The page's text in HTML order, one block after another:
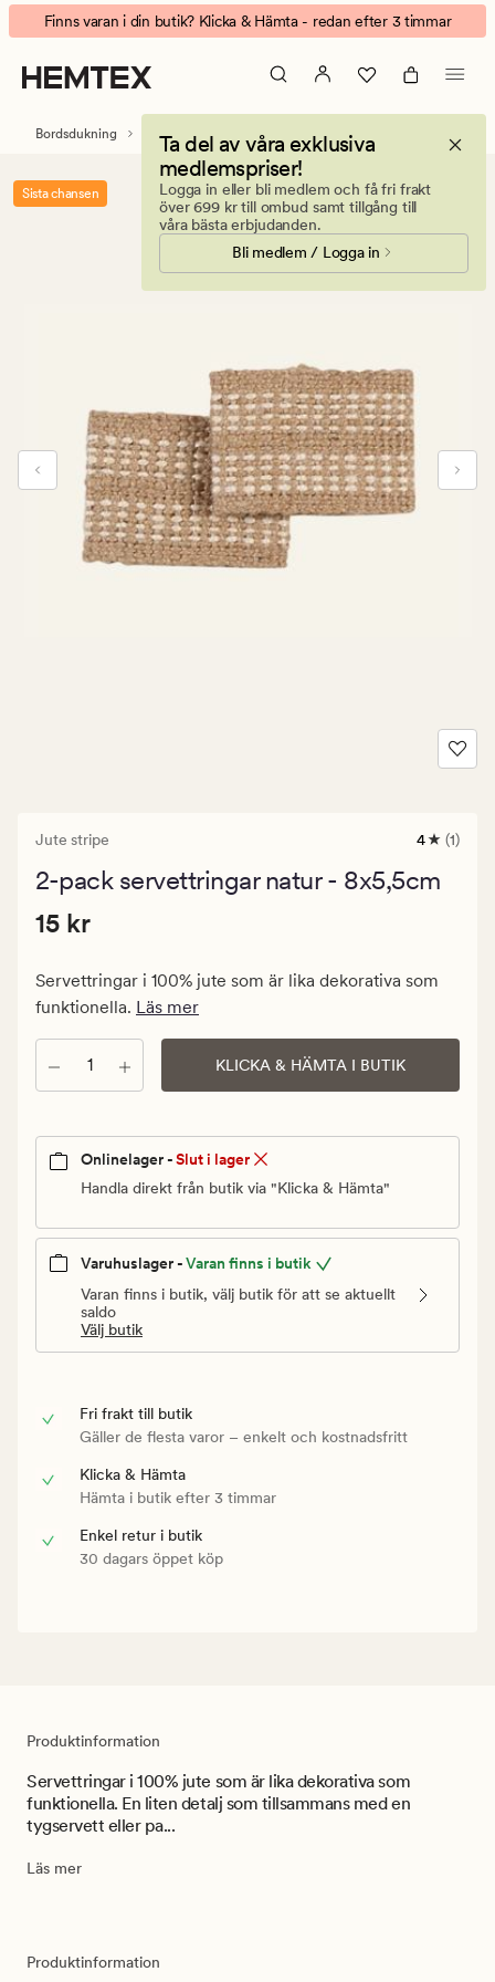
Jute
stripe
pack
natur
Animerad
banner.
Klicka
på
att
pausa.
Finns varan i din butik? Klicka & Hämta - redan efter 3 timmar
Ta del av våra exklusiva
medlemspriser!
Logga in eller bli medlem och få fri frakt
över 699 kr till ombud samt tillgång till
våra bästa erbjudanden.
Bli medlem / Logga in
Bordsdukning Servetter Servettringar
Sista chansen
Jute stripe
1
med
4 (1)
2-pack servettringar natur - 8x5,5cm
Pris
Ordinarie
15
kr
Pris 15 kr
15 kr
Servettringar i 100% jute som är lika dekorativa som
funktionella. Läs mer
Antal KLICKA & HÄMTA I BUTIK
Onlinelager -Slut i lager
Handla direkt från butik via "Klicka & Hämta"
Varuhuslager -Varan finns i butik
Varan finns i butik, välj butik för att se aktuellt
saldo
Välj butik
Fri frakt till butik
Gäller de flesta varor – enkelt och kostnadsfritt
Klicka & Hämta
Hämta i butik efter 3 timmar
Enkel retur i butik
30 dagars öppet köp
Produktinformation
Servettringar i 100% jute som är lika dekorativa som
funktionella. En liten detalj som tillsammans med en
tygservett eller pa...
Läs mer
Produktinformation